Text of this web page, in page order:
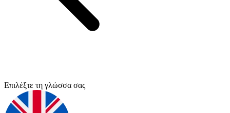
Επιλέξτε τη γλώσσα σας